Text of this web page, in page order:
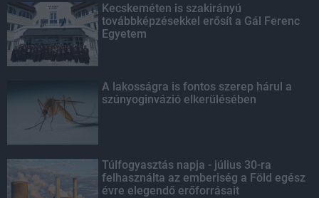
Kecskeméten is szakirányú
továbbképzésekkel erősít a Gál Ferenc
Egyetem
A lakosságra is fontos szerep hárul a
szúnyoginvázió elkerülésében
Túlfogyasztás napja - július 30-ra
felhasználta az emberiség a Föld egész
évre elegendő erőforrásait